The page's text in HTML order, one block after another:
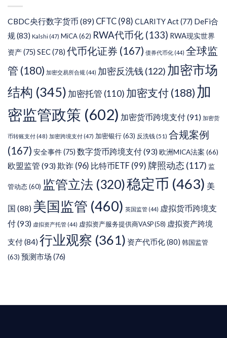
CBDC央行数字货币 (89) CFTC (98) CLARITY Act(77) DeFi合
规(83) Kalshi (47) MiCA(62) RWA代币化 (133) RWA现实世界
资产(75) SEC(78) 代币化证券 (167) 债券代币化 (44) 全球监
管 (180) 加密交易所合规 (44) 加密反洗钱 (122) 加密市场
结构 (345) 加密托管 (110) 加密支付 (188) 加
密监管政策 (602) 加密货币跨境支付(91) 加密货
币转账支付 (48) 加密跨境支付 (47) 加密银行(63) 反洗钱(51) 合规案例
(167) 安全事件(75) 数字货币跨境支付(93)欧洲MICA法案 (66)
欧盟监管 (93)欺诈 (96) 比特币ETF (99) 牌照动态 (117) 监
管动态(60) 监管立法 (320)稳定币 (463) 美
国 (88) 美国监管 (460) 英国监管 (44) 虚拟货币跨境支
付(93) 虚拟资产托管 (44) 虚拟资产服务提供商VASP(58) 虚拟资产跨境
支付(84) 行业观察 (361) 资产代币化(80) 韩国监管
(63) 预测市场 (76)